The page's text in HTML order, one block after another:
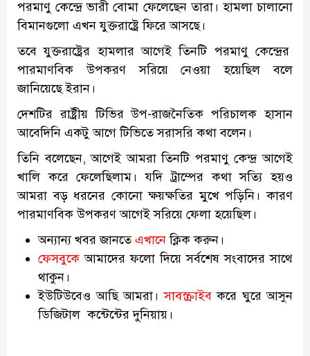
পরমাণু কেন্দ্রে ভারী বোমা ফেলেছেন তারা। হামলা চালানো
বিমানগুলো এখন যুক্তরাষ্ট্রে ফিরে আসছে।
তবে যুক্তরাষ্ট্রের হামলার আগেই তিনটি পরমাণু কেন্দ্রের
পারমাণবিক উপকরণ সরিয়ে নেওয়া হয়েছিল বলে
জানিয়েছে ইরান।
দেশটির রাষ্ট্রীয় টিভির উপ-রাজনৈতিক পরিচালক হাসান
আবেদিনি একটু আগে টিভিতে সরাসরি কথা বলেন।
তিনি বলেছেন, আগেই আমরা তিনটি পরমাণু কেন্দ্র আগেই
খালি করে ফেলেছিলাম। যদি ট্রাম্পের কথা সত্যি হয়ও
আমরা বড় ধরনের কোনো ক্ষয়ক্ষতির মুখে পড়িনি। কারণ
পারমাণবিক উপকরণ আগেই সরিয়ে ফেলা হয়েছিল।
অন্যান্য খবর জানতে এখানে ক্লিক করুন।
ফেসবুকে আমাদের ফলো দিয়ে সর্বশেষ সংবাদের সাথে
থাকুন।
ইউটিউবেও আছি আমরা। সাবস্ক্রাইব করে ঘুরে আসুন
ডিজিটাল কন্টেন্টের দুনিয়ায়।